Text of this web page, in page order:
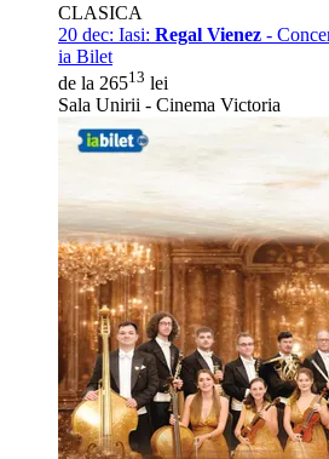
CLASICA
20 dec: Iasi: Regal Vienez -
ia Bilet
de la 26513 lei
Sala Unirii - Cinema Victoria